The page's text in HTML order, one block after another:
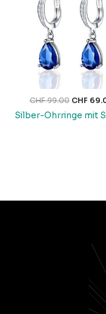
CHF99.00
CHF
CHF
Silber-Ohrringe mit